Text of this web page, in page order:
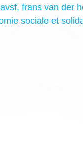
avsf, frans van der
sociale et